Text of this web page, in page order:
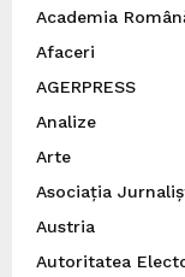
Academia
Afaceri
AGERPRESS
Analize
Arte
Asociația
Austria
Autoritatea